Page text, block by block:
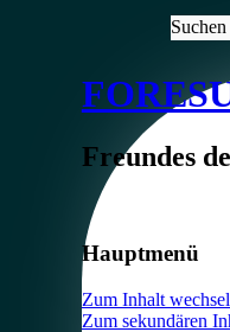
Freundes
Suchen
Hauptmenü
Zum Inhalt
Zum sekundären